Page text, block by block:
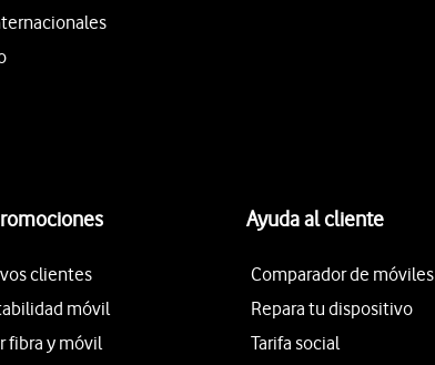
clientes
móvil
fibra y móvil
Ayuda al cliente
Comparador de móviles
Repara tu dispositivo
Tarifa social